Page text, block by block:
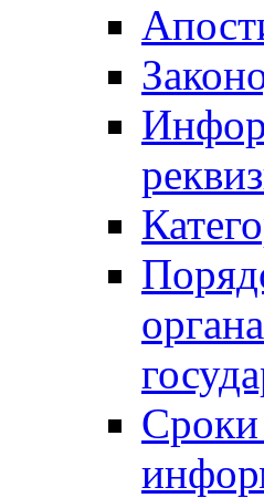
Сроки